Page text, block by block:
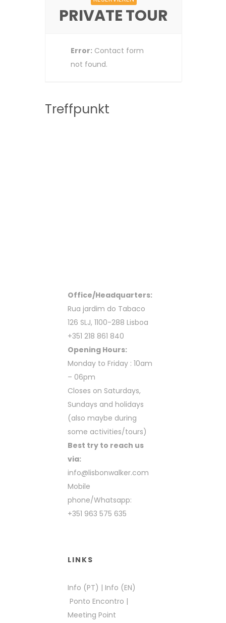
PRIVATE TOUR
Error: Contact form
not found.
Treffpunkt
Office/Headquarters:
Rua jardim do Tabaco
126 SLJ, 1100-288 Lisboa
+351 218 861 840
Opening Hours:
Monday to Friday : 10am
– 06pm
Closes on Saturdays,
Sundays and holidays
(also maybe during
some activities/tours)
Best try to reach us
via:
info@lisbonwalker.com
Mobile
phone/Whatsapp:
+351 963 575 635
LINKS
Info (PT) | Info (EN)
Ponto Encontro |
Meeting Point